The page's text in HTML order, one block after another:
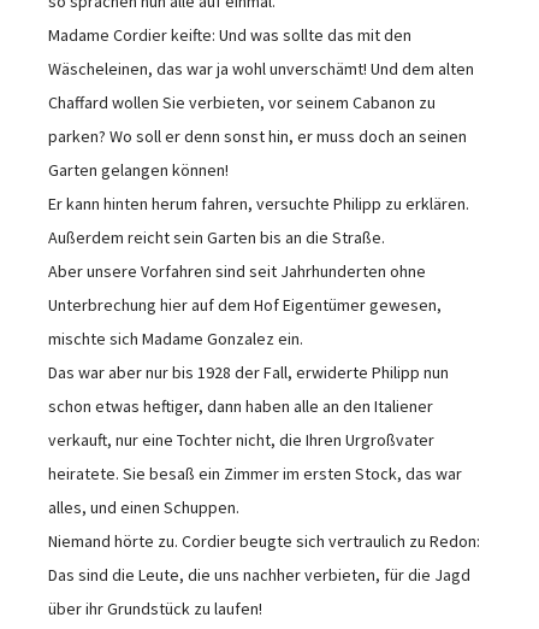
Madame Cordier keifte: Und was sollte das mit den
Wäscheleinen, das war ja wohl unverschämt! Und dem alten
Chaffard wollen Sie verbieten, vor seinem Cabanon zu
parken? Wo soll er denn sonst hin, er muss doch an seinen
Garten gelangen können!
Er kann hinten herum fahren, versuchte Philipp zu erklären.
Außerdem reicht sein Garten bis an die Straße.
Aber unsere Vorfahren sind seit Jahrhunderten ohne
Unterbrechung hier auf dem Hof Eigentümer gewesen,
mischte sich Madame Gonzalez ein.
Das war aber nur bis 1928 der Fall, erwiderte Philipp nun
schon etwas heftiger, dann haben alle an den Italiener
verkauft, nur eine Tochter nicht, die Ihren Urgroßvater
heiratete. Sie besaß ein Zimmer im ersten Stock, das war
alles, und einen Schuppen.
Niemand hörte zu. Cordier beugte sich vertraulich zu Redon:
Das sind die Leute, die uns nachher verbieten, für die Jagd
über ihr Grundstück zu laufen!